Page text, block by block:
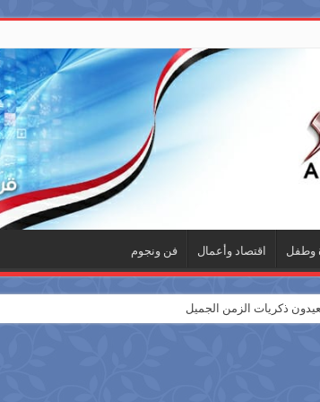
وطفل اقتصاد وأعمال فن ونجوم
ذكريات الزمن الجميل